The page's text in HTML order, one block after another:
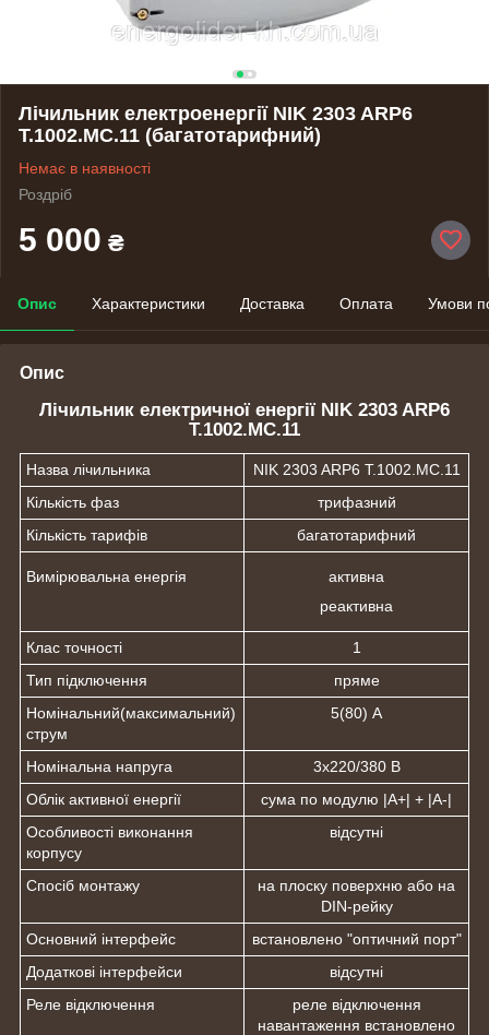
Лічильник електроенергії NIK 2303 ARP6
T.1002.MС.11 (багатотарифний)
Немає в наявності
Роздріб
5 000 ₴
Опис Характеристики Доставка Оплата Умови
Опис
Лічильник електричної енергії NIK 2303 ARP6
T.1002.MС.11
Назва лічильника
NIK 2303 ARP6 T.1002.MС.11
Кількість фаз
трифазний
Кількість тарифів
багатотарифний
Вимірювальна енергія
активна
реактивна
Клас точності
1
Тип підключення
пряме
Номінальний(максимальний)
струм
5(80) А
Номінальна напруга
3x220/380 В
Облік активної енергії
сума по модулю |А+| + |А-|
Особливості виконання
корпусу
відсутні
Спосіб монтажу
на плоску поверхню або на
DIN-рейку
Основний інтерфейс
встановлено "оптичний порт"
Додаткові інтерфейси
відсутні
Реле відключення
реле відключення
навантаження встановлено